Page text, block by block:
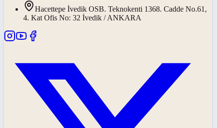
Hacettepe İvedik OSB. Teknokenti 1368. Cadde No.61,
4. Kat Ofis No: 32 İvedik / ANKARA